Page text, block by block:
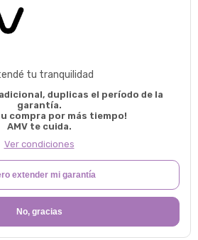
tu tranquilidad
duplicas el período de la
garantía.
compra por más tiempo!
AMV te cuida.
Ver condiciones
extender mi garantía
No, gracias